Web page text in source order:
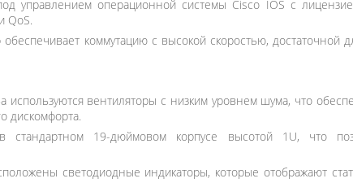
управлением операционной системы Cisco IOS с
QoS.
обеспечивает коммутацию с высокой скоростью,
используются вентиляторы с низким уровнем шума, что
дискомфорта.
стандартном 19-дюймовом корпусе высотой 1U, что
светодиодные индикаторы, которые отображают